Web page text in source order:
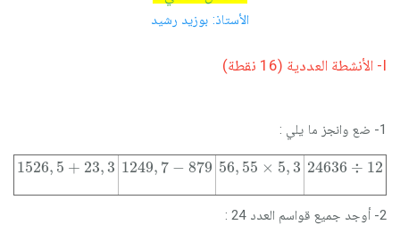
الأستاذ: بوزيد رشيد
I- الأنشطة العددية (16 نقطة)
1- ضع وانجز ما يلي :
1526, 5 + 23,3
1526,5+23,3 1249, 7 − 879
1249,7-879 56, 55 × 5,3
56,55×5,3 24636 ÷ 12
24636÷12
2- أوجد جميع قواسم العدد 24 :